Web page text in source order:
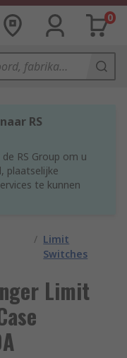
0
RS
RS Group om u
plaatselijke
te kunnen
/ Limit
Switches
Limit